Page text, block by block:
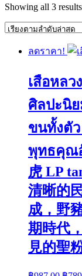
Showing all 3 results
ลดราคา!
เสือหลว
ศิลปะนิย
ขนทั้งตั
พุทธคุณ
虎 LP
清晰的
成，野
期時代
見的聖粉